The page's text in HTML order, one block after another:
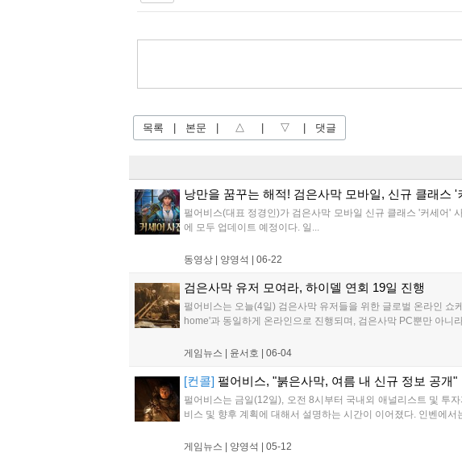
목록 본문 △ ▽ 댓글
낭만을 꿈꾸는 해적! 검은사막 모바일, 신규 클래스 '
펄어비스(대표 정경인)가 검은사막 모바일 신규 클래스 '커세어'
에 모두 업데이트 예정이다. 일...
동영상 | 양영석 06-22
검은사막 유저 모여라, 하이델 연회 19일 진행
펄어비스는 오늘(4일) 검은사막 유저들을 위한 글로벌 온라인
home'과 동일하게 온라인으로 진행되며, 검은사막 PC뿐만 아니
게임뉴스 | 윤서호 06-04
[컨콜] 펄어비스, "붉은사막, 여름 내 신규 정보 공개"
펄어비스는 금일(12일), 오전 8시부터 국내외 애널리스트 및 투
비스 및 향후 계획에 대해서 설명하는 시간이 이어졌다. 인벤에서
게임뉴스 | 양영석 05-12